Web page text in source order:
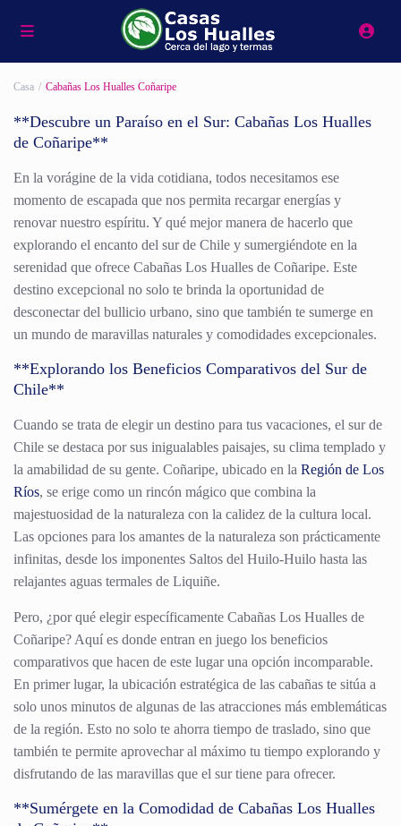
Casa Cabañas Los Hualles Coñaripe
**Descubre un Paraíso en el Sur: Cabañas Los Hualles
de Coñaripe**
En la vorágine de la vida cotidiana, todos necesitamos ese
momento de escapada que nos permita recargar energías y
renovar nuestro espíritu. Y qué mejor manera de hacerlo que
explorando el encanto del sur de Chile y sumergiéndote en la
serenidad que ofrece Cabañas Los Hualles de Coñaripe. Este
destino excepcional no solo te brinda la oportunidad de
desconectar del bullicio urbano, sino que también te sumerge en
un mundo de maravillas naturales y comodidades excepcionales.
**Explorando los Beneficios Comparativos del Sur de
Chile**
Cuando se trata de elegir un destino para tus vacaciones, el sur de
Chile se destaca por sus inigualables paisajes, su clima templado y
la amabilidad de su gente. Coñaripe, ubicado en laRegión de Los
Ríos, se erige como un rincón mágico que combina la
majestuosidad de la naturaleza con la calidez de la cultura local.
Las opciones para los amantes de la naturaleza son prácticamente
infinitas, desde los imponentes Saltos del Huilo-Huilo hasta las
relajantes aguas termales de Liquiñe.
Pero, ¿por qué elegir específicamente Cabañas Los Hualles de
Coñaripe? Aquí es donde entran en juego los beneficios
comparativos que hacen de este lugar una opción incomparable.
En primer lugar, la ubicación estratégica de las cabañas te sitúa a
solo unos minutos de algunas de las atracciones más emblemáticas
de la región. Esto no solo te ahorra tiempo de traslado, sino que
también te permite aprovechar al máximo tu tiempo explorando y
disfrutando de las maravillas que el sur tiene para ofrecer.
**Sumérgete en la Comodidad de Cabañas Los Hualles